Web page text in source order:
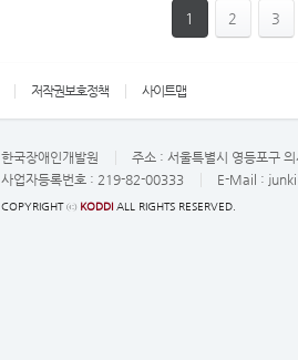
1 2 3
저작권보호정책 사이트맵
한국장애인개발원 주소 : 서울특별시 영등포구
사업자등록번호 : 219-82-00333 E-Mail :
COPYRIGHT ⓒ KODDI ALL RIGHTS RESERVED.